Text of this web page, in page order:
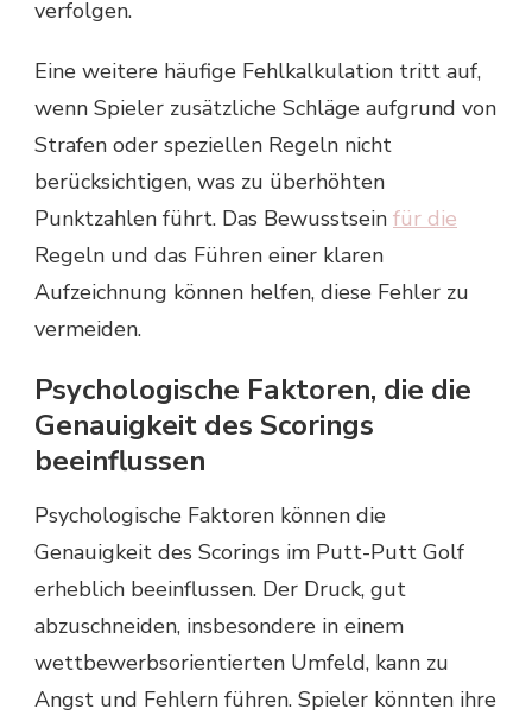
verfolgen.
Eine weitere häufige Fehlkalkulation tritt auf,
wenn Spieler zusätzliche Schläge aufgrund von
Strafen oder speziellen Regeln nicht
berücksichtigen, was zu überhöhten
Punktzahlen führt. Das Bewusstsein für die
Regeln und das Führen einer klaren
Aufzeichnung können helfen, diese Fehler zu
vermeiden.
Psychologische Faktoren, die die
Genauigkeit des Scorings
beeinflussen
Psychologische Faktoren können die
Genauigkeit des Scorings im Putt-Putt Golf
erheblich beeinflussen. Der Druck, gut
abzuschneiden, insbesondere in einem
wettbewerbsorientierten Umfeld, kann zu
Angst und Fehlern führen. Spieler könnten ihre